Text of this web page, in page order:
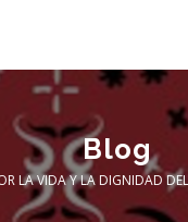
Blog
LA VIDA Y LA DIGNIDAD